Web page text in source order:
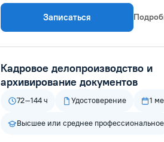
Записаться
Кадровое делопроизводство и
архивирование документов
72–144 ч Удостоверение 1
Высшее или среднее профессиональное